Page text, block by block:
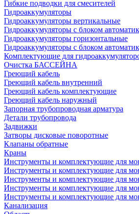
Гибкие подводки для смесителей
Гидроаккумуляторы
Гидроаккумуляторы вертикальные
Гидроаккумуляторы с блоком
Гидроаккумуляторы горизонтальные
Гидроаккумуляторы с блоком
Комплектующие для
Очистка БАССЕЙНА
Греющий кабель
Греющий кабель внутренний
Греющий кабель комплектующие
Греющий кабель наружный
Запорная трубопроводная арматура
Детали трубопровода
Задвижки
Затворы дисковые поворотные
Клапаны обратные
Краны
Инструменты и комплектующие для
Инструменты и комплектующие для
Инструменты и комплектующие для
Инструменты и комплектующие для
Инструменты и комплектующие для
Канализация